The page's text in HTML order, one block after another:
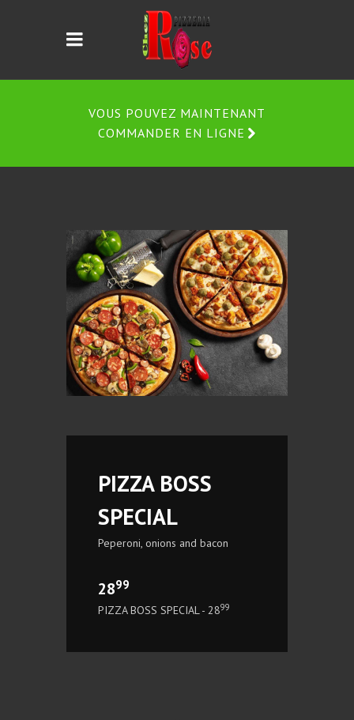
VOUS POUVEZ MAINTENANT
COMMANDER EN LIGNE
PIZZA BOSS
SPECIAL
Peperoni, onions and bacon
2899
PIZZA BOSS SPECIAL - 2899